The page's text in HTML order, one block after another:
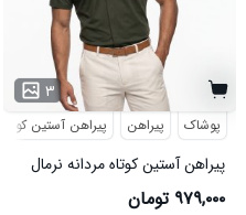
۳
پوشاک پیراهن پیراهن آستین کوتاه
پیراهن آستین کوتاه مردانه نرمال
ساده ویسکوز سبز مدل 50977
۹۷۹,۰۰۰ تومان